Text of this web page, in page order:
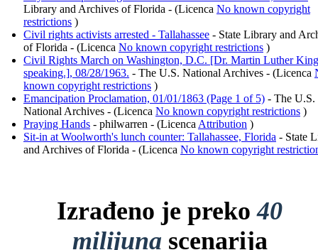
Library and Archives of Florida - (Licenca No known copyright
restrictions )
Civil rights activists arrested - Tallahassee - State Library and
of Florida - (Licenca No known copyright restrictions )
Civil Rights March on Washington, D.C. [Dr. Martin Luther
speaking.], 08/28/1963. - The U.S. National Archives - (Licenca
known copyright restrictions )
Emancipation Proclamation, 01/01/1863 (Page 1 of 5) - The U.S.
National Archives - (Licenca No known copyright restrictions )
Praying Hands - philwarren - (Licenca Attribution )
Sit-in at Woolworth's lunch counter: Tallahassee, Florida - State
and Archives of Florida - (Licenca No known copyright
Izrađeno je preko40
milijuna scenarija